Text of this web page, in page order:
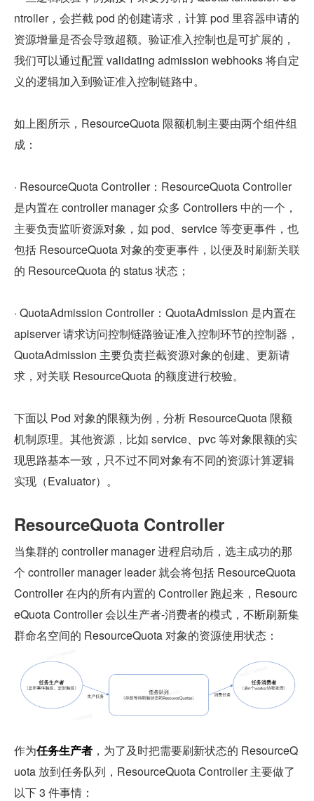
ntroller，会拦截 pod 的创建请求，计算 pod 里容器申请的
资源增量是否会导致超额。验证准入控制也是可扩展的，
我们可以通过配置 validating admission webhooks 将自定
义的逻辑加入到验证准入控制链路中。
如上图所示，ResourceQuota 限额机制主要由两个组件组
成：
· ResourceQuota Controller：ResourceQuota Controller
是内置在 controller manager 众多 Controllers 中的一个，
主要负责监听资源对象，如 pod、service 等变更事件，也
包括 ResourceQuota 对象的变更事件，以便及时刷新关联
的 ResourceQuota 的 status 状态；
· QuotaAdmission Controller：QuotaAdmission 是内置在
apiserver 请求访问控制链路验证准入控制环节的控制器，
QuotaAdmission 主要负责拦截资源对象的创建、更新请
求，对关联 ResourceQuota 的额度进行校验。
下面以 Pod 对象的限额为例，分析 ResourceQuota 限额
机制原理。其他资源，比如 service、pvc 等对象限额的实
现思路基本一致，只不过不同对象有不同的资源计算逻辑
实现（Evaluator）。
ResourceQuota Controller
当集群的 controller manager 进程启动后，选主成功的那
个 controller manager leader 就会将包括 ResourceQuota
Controller 在内的所有内置的 Controller 跑起来，Resourc
eQuota Controller 会以生产者-消费者的模式，不断刷新集
群命名空间的 ResourceQuota 对象的资源使用状态：
作为任务生产者 ，为了及时把需要刷新状态的 ResourceQ
uota 放到任务队列，ResourceQuota Controller 主要做了
以下 3 件事情：